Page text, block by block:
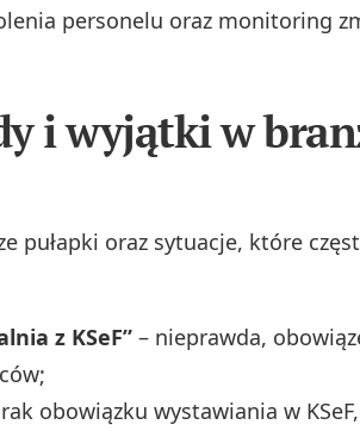
personelu oraz monitoring
i wyjątki w
pułapki oraz sytuacje, które
z KSeF” – nieprawda,
obowiązku wystawiania w